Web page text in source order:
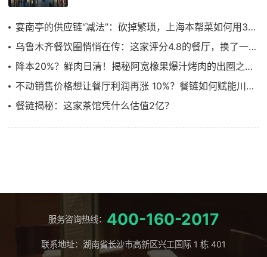
宴南亭的供应链“减法”：砍掉繁琐，上海本帮菜如何用3个月跑通效率革命
乌鲁木齐餐饮圈悄悄在传：这家评分4.8的餐厅，换了一套“供应链管理系统”
降本20%？鲜肉日清！揭秘阿宽橡果爆汁烤肉的出圈之路……
不动销售价格想让餐厅利润再涨 10%？餐链如何赋能川菜顶流饕林稳步增长
餐链揭秘：这家茶馆凭什么估值2亿？
服务咨询热线： 400-160-2017
联系地址：湖南省长沙市高新区兴工国际 1 栋 401